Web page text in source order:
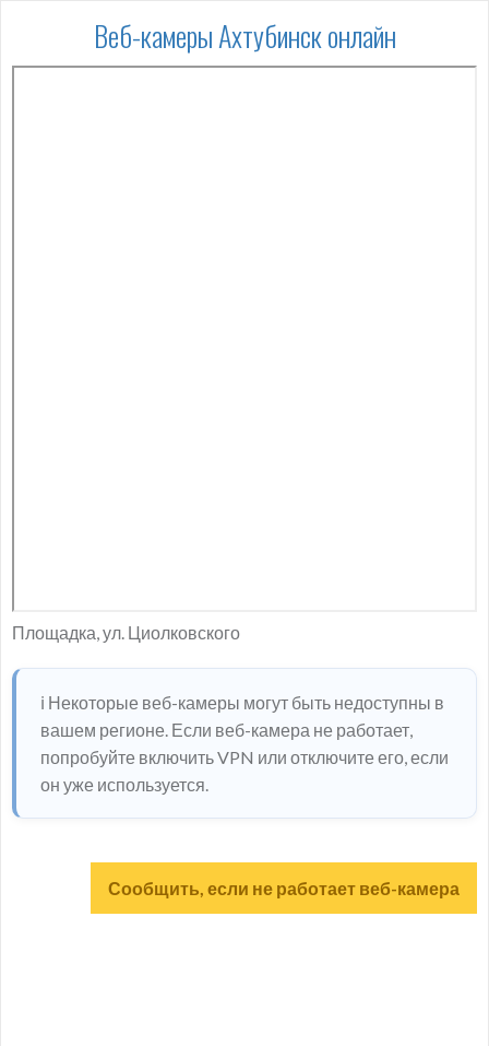
Веб-камеры Ахтубинск онлайн
Площадка, ул. Циолковского
ℹ️ Некоторые веб-камеры могут быть недоступны в
вашем регионе. Если веб-камера не работает,
попробуйте включить VPN или отключите его, если
он уже используется.
Сообщить, если не работает веб-камера